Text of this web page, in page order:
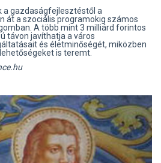
a gazdaságfejlesztéstől a
át a szociális programokig számos
A több mint 3 milliárd forintos
távon javíthatja a város
és életminőségét, miközben
is teremt.